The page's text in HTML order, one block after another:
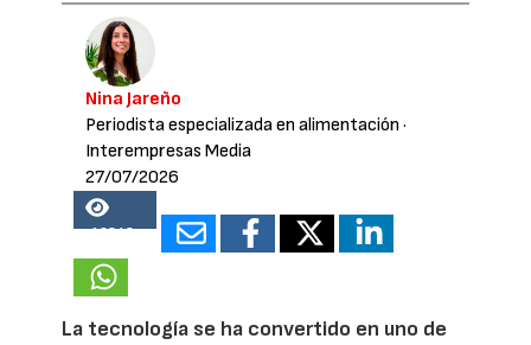
Nina Jareño
Periodista especializada en alimentación ·
Interempresas Media
27/07/2026
16848
La tecnología se ha convertido en uno de